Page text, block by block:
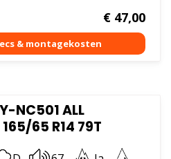
€47,00
NC501 ALL
165/65 R14 79T